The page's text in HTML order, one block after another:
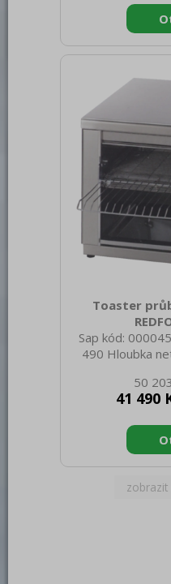
spotřebiče:
Konstruční typ
Nerez Příkon
výbava k
Stupeň krytí
Toaster
Sap kód:
490 Hloubka
21.00 Šířka
brutto [mm]:
spotřebiče:
Konstruční typ
Nerez Příkon
Napájení: 230
50
41 490